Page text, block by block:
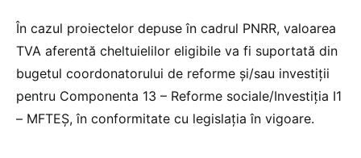
În cazul proiectelor depuse în cadrul PNRR, valoarea
TVA aferentă cheltuielilor eligibile va fi suportată din
bugetul coordonatorului de reforme și/sau investiții
pentru Componenta 13 – Reforme sociale/Investiția I1
– MFTEȘ, în conformitate cu legislația în vigoare.